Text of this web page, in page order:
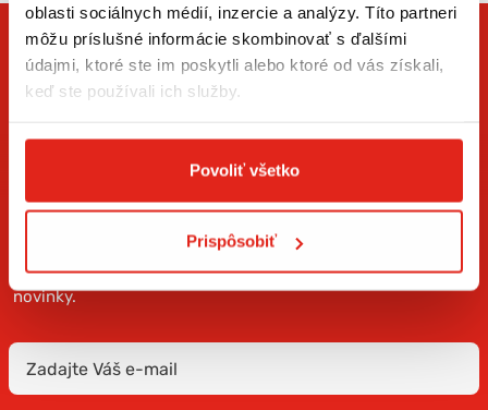
oblasti sociálnych médií, inzercie a analýzy. Títo partneri
môžu príslušné informácie skombinovať s ďalšími
údajmi, ktoré ste im poskytli alebo ktoré od vás získali,
keď ste používali ich služby.
Povoliť všetko
Prispôsobiť
ZÍSKAJTE NOVINKY AKO PRVÝ
Prihláste sa na odber newslettera a buďte prvý, kto má
novinky.